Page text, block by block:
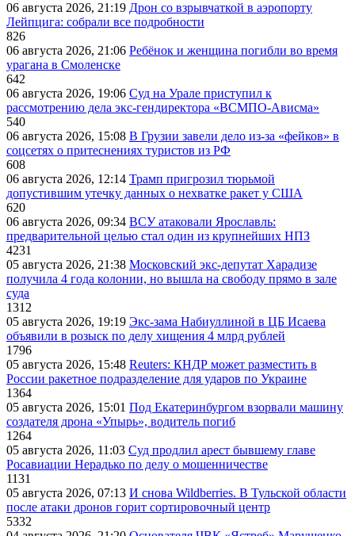
06 августа 2026, 21:19 Дрон со взрывчаткой в аэропорту
Лейпцига: собрали все подробности
826
06 августа 2026, 21:06 Ребёнок и женщина погибли во время
урагана в Смоленске
642
06 августа 2026, 19:06 Суд на Урале приступил к
рассмотрению дела экс-гендиректора «ВСМПО-Ависма»
540
06 августа 2026, 15:08 В Грузии завели дело из-за «фейков» в
соцсетях о притеснениях туристов из РФ
608
06 августа 2026, 12:14 Трамп пригрозил тюрьмой
допустившим утечку данных о нехватке ракет у США
620
06 августа 2026, 09:34 ВСУ атаковали Ярославль:
предварительной целью стал один из крупнейших НПЗ
4231
05 августа 2026, 21:38 Московский экс-депутат Харадизе
получила 4 года колонии, но вышла на свободу прямо в зале
суда
1312
05 августа 2026, 19:19 Экс-зама Набиуллиной в ЦБ Исаева
объявили в розыск по делу хищения 4 млрд рублей
1796
05 августа 2026, 15:48 Reuters: КНДР может разместить в
России ракетное подразделение для ударов по Украине
1364
05 августа 2026, 15:01 Под Екатеринбургом взорвали машину
создателя дрона «Упырь», водитель погиб
1264
05 августа 2026, 11:03 Суд продлил арест бывшему главе
Росавиации Нерадько по делу о мошенничестве
1131
05 августа 2026, 07:13 И снова Wildberries. В Тульской области
после атаки дронов горит сортировочный центр
5332